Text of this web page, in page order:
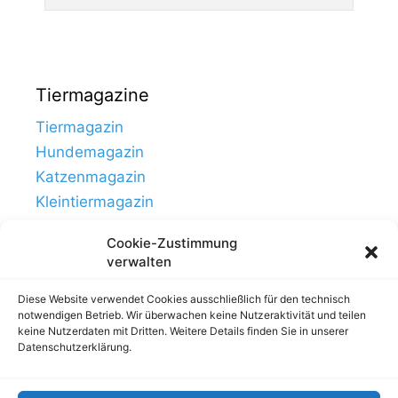
Cookie-Zustimmung
verwalten
Diese Website verwendet Cookies ausschließlich für den technisch
notwendigen Betrieb. Wir überwachen keine Nutzeraktivität und teilen
keine Nutzerdaten mit Dritten. Weitere Details finden Sie in unserer
Datenschutzerklärung.
Tiermagazine
Tiermagazin
Hundemagazin
Katzenmagazin
Kleintiermagazin